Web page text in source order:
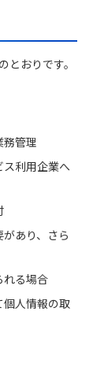
おりです。
務管理
利用企業へ
あり、さら
れる場合
個人情報の取